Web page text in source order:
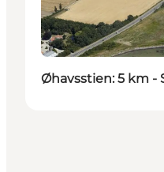
Øhavsstien: 5 km -